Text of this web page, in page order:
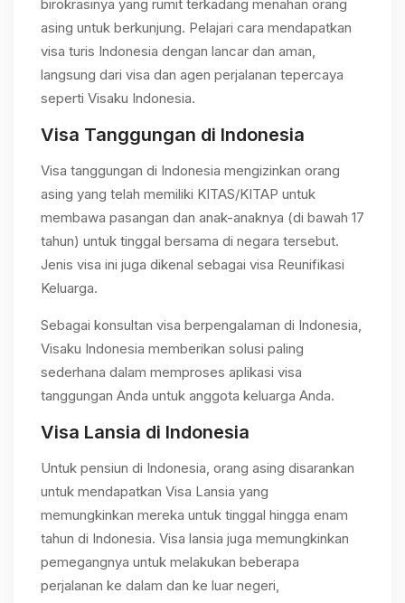
birokrasinya yang rumit terkadang menahan orang
asing untuk berkunjung. Pelajari cara mendapatkan
visa turis Indonesia dengan lancar dan aman,
langsung dari visa dan agen perjalanan tepercaya
seperti Visaku Indonesia.
Visa Tanggungan di Indonesia
Visa tanggungan di Indonesia mengizinkan orang
asing yang telah memiliki KITAS/KITAP untuk
membawa pasangan dan anak-anaknya (di bawah 17
tahun) untuk tinggal bersama di negara tersebut.
Jenis visa ini juga dikenal sebagai visa Reunifikasi
Keluarga.
Sebagai konsultan visa berpengalaman di Indonesia,
Visaku Indonesia memberikan solusi paling
sederhana dalam memproses aplikasi visa
tanggungan Anda untuk anggota keluarga Anda.
Visa Lansia di Indonesia
Untuk pensiun di Indonesia, orang asing disarankan
untuk mendapatkan Visa Lansia yang
memungkinkan mereka untuk tinggal hingga enam
tahun di Indonesia. Visa lansia juga memungkinkan
pemegangnya untuk melakukan beberapa
perjalanan ke dalam dan ke luar negeri,